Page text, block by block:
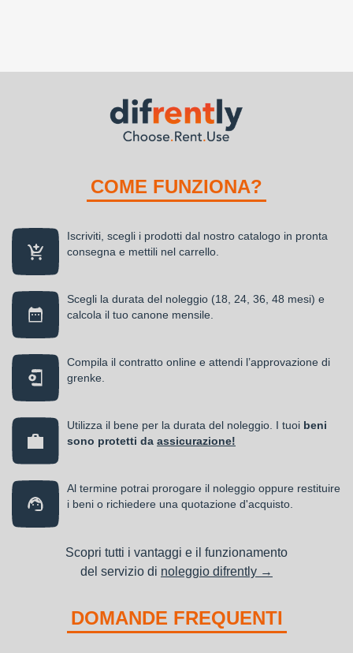
COME FUNZIONA?
Iscriviti, scegli i prodotti dal nostro catalogo in pronta
consegna e mettili nel carrello.
Scegli la durata del noleggio (18, 24, 36, 48 mesi) e
calcola il tuo canone mensile.
Compila il contratto online e attendi l’approvazione di
grenke.
Utilizza il bene per la durata del noleggio. I tuoi beni
sono protetti da assicurazione!
Al termine potrai prorogare il noleggio oppure restituire
i beni o richiedere una quotazione d'acquisto.
Scopri tutti i vantaggi e il funzionamento
del servizio di noleggio difrently →
DOMANDE FREQUENTI